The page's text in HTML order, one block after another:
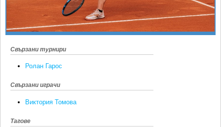
Свързани турнири
Ролан Гарос
Свързани играчи
Виктория Томова
Тагове